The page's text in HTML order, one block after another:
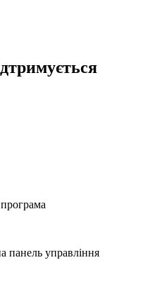
панель управління